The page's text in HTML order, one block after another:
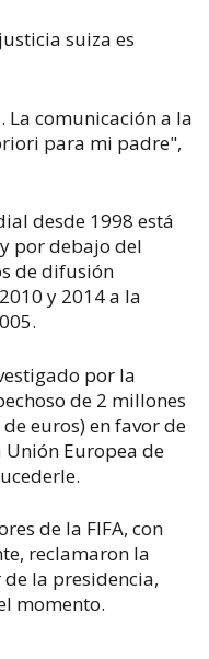
suiza es
comunicación a la
para mi padre",
desde 1998 está
por debajo del
de difusión
y 2014 a la
por la
de 2 millones
euros) en favor de
Europea de
de la FIFA, con
reclamaron la
la presidencia,
momento.